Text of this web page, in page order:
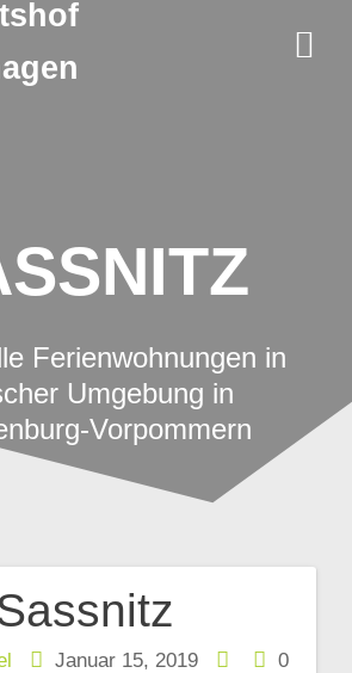
Ferienwohnungen in
Umgebung in
Vorpommern
Januar 15, 2019 0